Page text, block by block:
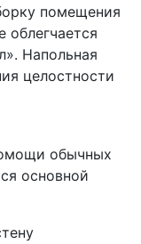
помещения
облегчается
Напольная
целостности
обычных
основной